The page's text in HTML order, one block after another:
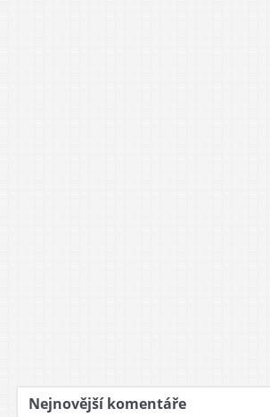
Nejnovější komentáře